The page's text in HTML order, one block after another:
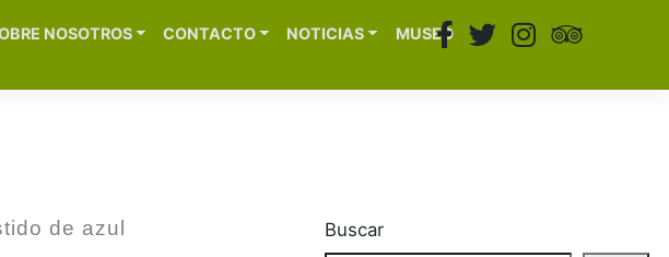
NOSOTROS CONTACTO NOTICIAS MUSEO
de azul Buscar